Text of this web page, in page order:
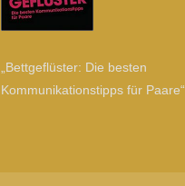
„Bettgeflüster: Die besten
Kommunikationstipps für Paare“